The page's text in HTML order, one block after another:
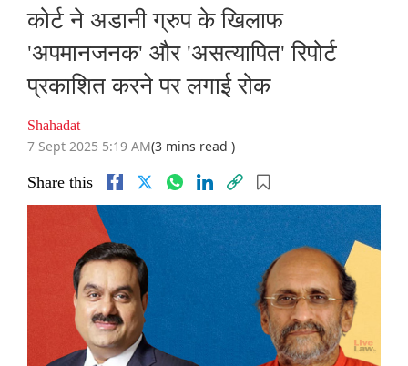
कोर्ट ने अडानी ग्रुप के खिलाफ
'अपमानजनक' और 'असत्यापित' रिपोर्ट
प्रकाशित करने पर लगाई रोक
Shahadat
7 Sept 2025 5:19 AM(3 mins read )
Share this